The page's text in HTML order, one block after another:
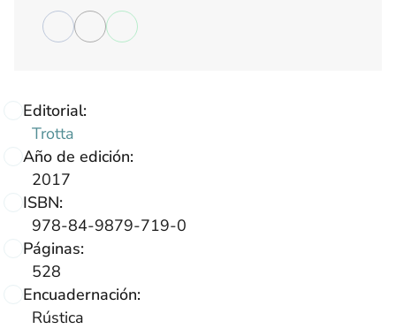
Editorial:
Trotta
Año de edición:
2017
ISBN:
978-84-9879-719-0
Páginas:
528
Encuadernación:
Rústica